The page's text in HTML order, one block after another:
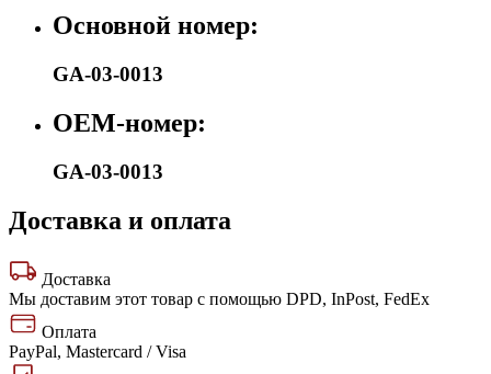
Основной номер:
GA-03-0013
OEM-номер:
GA-03-0013
Доставка и оплата
Доставка
Мы доставим этот товар с помощью DPD, InPost, FedEx
Оплата
PayPal, Mastercard / Visa